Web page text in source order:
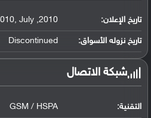
تاريخ الإعلان: 2010, June. Released 2010, July
تاريخ نزوله الأسواق: Discontinued
شبكة الاتصال
التقنية: GSM / HSPA